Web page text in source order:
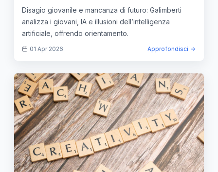
Disagio giovanile e mancanza di futuro: Galimberti
analizza i giovani, IA e illusioni dell’intelligenza
artificiale, offrendo orientamento.
01 Apr 2026 Approfondisci